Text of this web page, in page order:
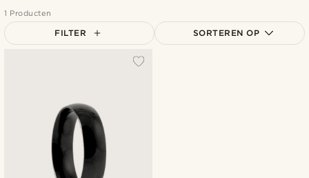
1 Producten
FILTER SORTEREN OP